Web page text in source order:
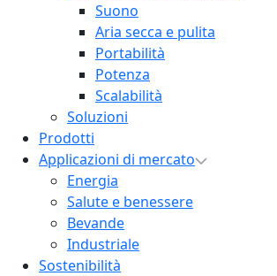
Suono
Aria secca e pulita
Portabilità
Potenza
Scalabilità
Soluzioni
Prodotti
Applicazioni di mercato
Energia
Salute e benessere
Bevande
Industriale
Sostenibilità